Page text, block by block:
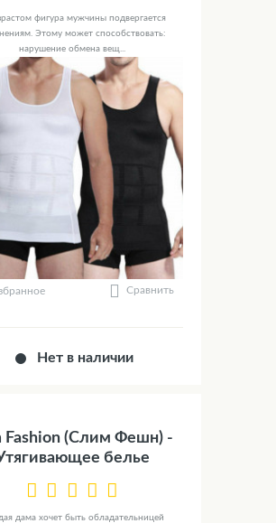
фигура мужчины подвергается
Этому может способствовать:
нарушение обмена вещ...
Сравнить
Нет в наличии
Fashion (Слим Фешн) -
белье
дама хочет быть обладательницей